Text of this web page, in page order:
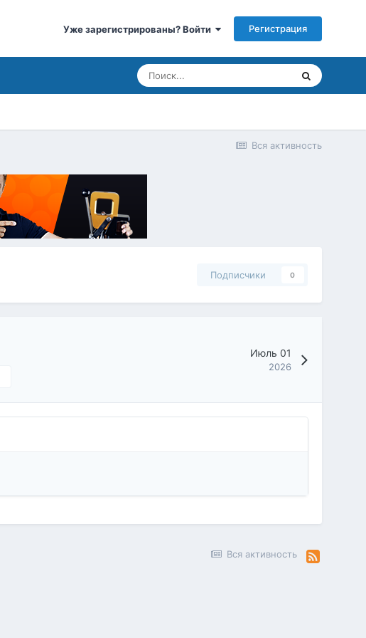
Уже зарегистрированы? Войти Регистрация
Вся активность
Подписчики 0
Июль 01
2026
Вся активность